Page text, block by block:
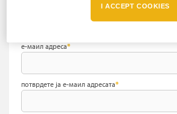
е-маил адреса*
потврдете ја е-маил адресата*
I ACCEPT COOKIES